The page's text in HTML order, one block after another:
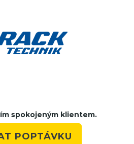
spokojeným klientem.
POPTÁVKU